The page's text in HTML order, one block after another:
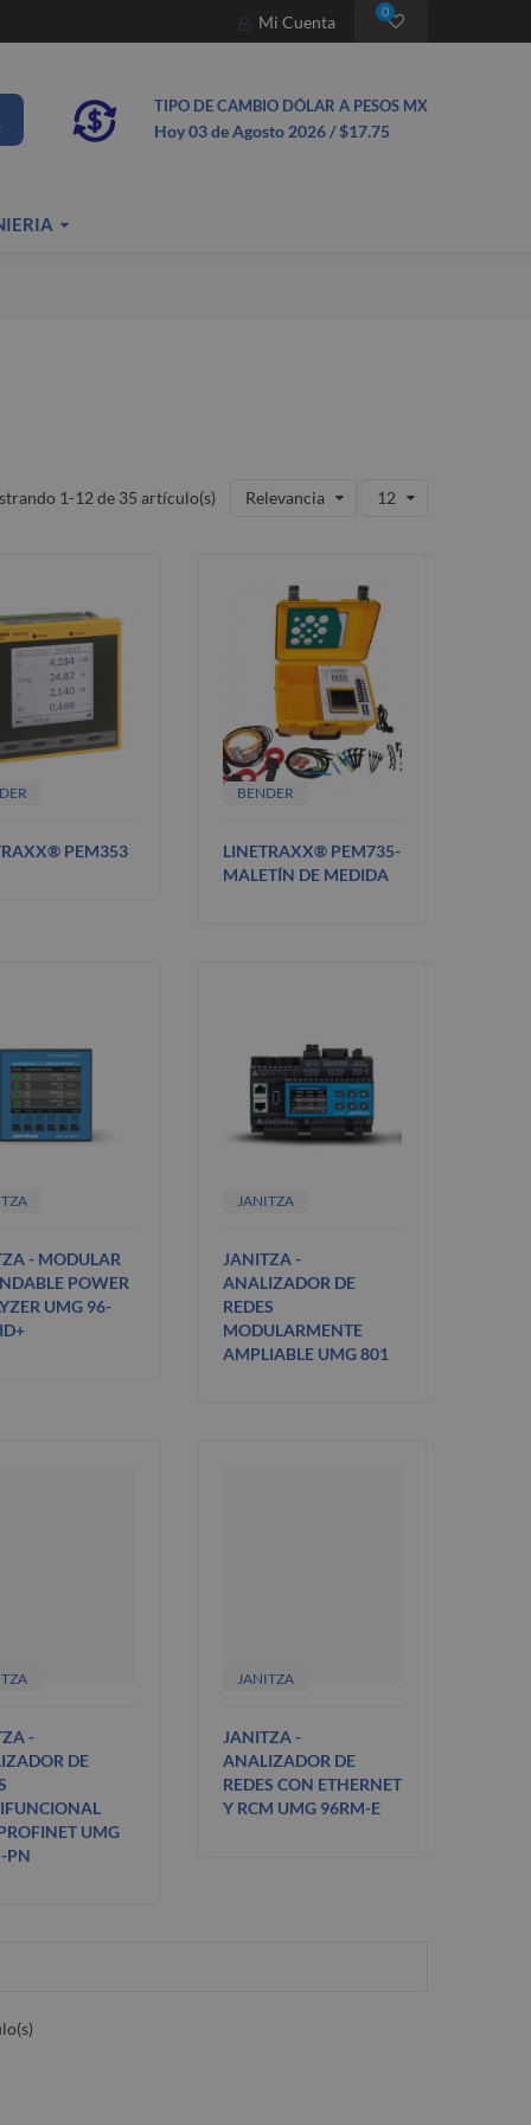
Mi Cuenta 0
TIPO DE CAMBIO DÓLAR A PESOS MX
Hoy 03de Agosto 2026 / $17.75
Relevancia 12
1-12 de 35 artículo(s)
PEM353
BENDER
LINETRAXX® PEM735-
MALETÍN DE MEDIDA
- MODULAR
POWER
UMG 96-
JANITZA
JANITZA -
ANALIZADOR DE
REDES
MODULARMENTE
AMPLIABLE UMG 801
-
DE
UMG
PN
JANITZA
JANITZA -
ANALIZADOR DE
REDES CON ETHERNET
Y RCM UMG 96RM-E